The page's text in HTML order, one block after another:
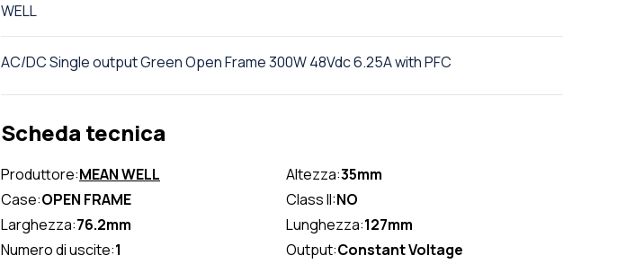
WELL
AC/DC Single output Green Open Frame 300W 48Vdc 6.25A with PFC
Scheda tecnica
Produttore:MEAN WELL Altezza:35mm
Case:OPEN FRAME Class II:NO
Larghezza:76.2mm Lunghezza:127mm
Numero di uscite:1 Output:Constant Voltage